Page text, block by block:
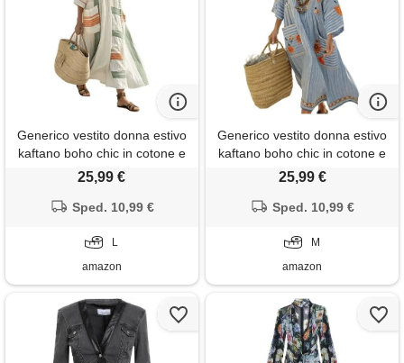
Generico vestito donna estivo
kaftano boho chic in cotone e
lino, abito lungo etnico con
prendisole per mare spiaggia
oversize e traspirante
25,99 €
Sped. 10,99 €
L
amazon
Generico vestito donna estivo
kaftano boho chic in cotone e
lino, abito lungo etnico con
prendisole per mare spiaggia
oversize e traspirante
25,99 €
Sped. 10,99 €
M
amazon